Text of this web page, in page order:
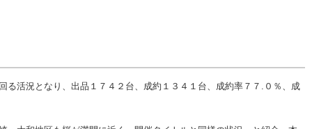
活況となり、出品１７４２台、成約１３４１台、成約率７７.０％、成